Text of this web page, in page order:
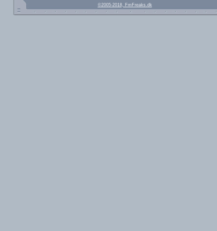
©2005-2018, FmFreaks.dk